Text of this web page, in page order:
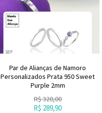
Par de Alianças de Namoro
Personalizados Prata 950 Sweet
Purple 2mm
R$320,00
R$ 289,90